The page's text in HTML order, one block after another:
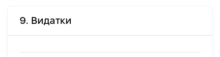
9. Видатки